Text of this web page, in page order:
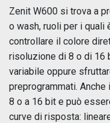
Zenit W600 si trova a
o wash, ruoli per i quali
controllare il colore
risoluzione di 8 o di 16
variabile oppure
preprogrammati.
8 o a 16 bit e può
curve di risposta: